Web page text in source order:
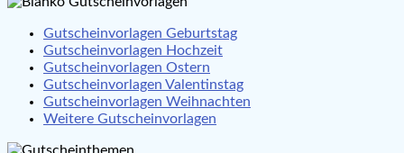
Gutscheinvorlagen Geburtstag
Gutscheinvorlagen Hochzeit
Gutscheinvorlagen Ostern
Gutscheinvorlagen Valentinstag
Gutscheinvorlagen Weihnachten
Weitere Gutscheinvorlagen